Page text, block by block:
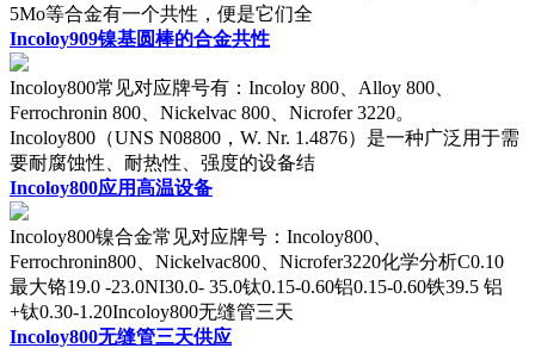
5Mo等合金有一个共性，便是它们全
Incoloy909镍基圆棒的合金共性
Incoloy800常见对应牌号有：Incoloy 800、Alloy 800、
Ferrochronin 800、Nickelvac 800、Nicrofer 3220。
Incoloy800（UNS N08800，W. Nr. 1.4876）是一种广泛用于需
要耐腐蚀性、耐热性、强度的设备结
Incoloy800应用高温设备
Incoloy800镍合金常见对应牌号：Incoloy800、
Ferrochronin800、Nickelvac800、Nicrofer3220化学分析C0.10
最大铬19.0 -23.0NI30.0- 35.0钛0.15-0.60铝0.15-0.60铁39.5 铝
+钛0.30-1.20Incoloy800无缝管三天
Incoloy800无缝管三天供应